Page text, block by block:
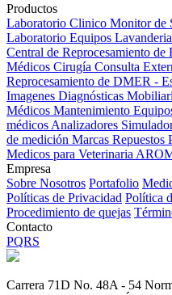
Productos
Laboratorio Clinico Monitor de
Laboratorio Equipos
Central de Reprocesamiento de
Médicos Cirugía Consulta
Reprocesamiento de DMER -
Imagenes Diagnósticas
Médicos Mantenimiento
médicos Analizadores
de medición Marcas Repuestos
Medicos para Veterinaria
Empresa
Sobre Nosotros Portafolio
Políticas de Privacidad Política
Procedimiento de quejas
Contacto
PQRS
Carrera 71D No. 48A - 54